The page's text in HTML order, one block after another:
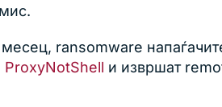
ransomware
и извршат